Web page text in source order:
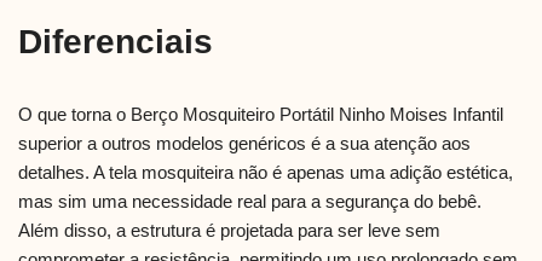
Diferenciais
O que torna o Berço Mosquiteiro Portátil Ninho Moises Infantil
superior a outros modelos genéricos é a sua atenção aos
detalhes. A tela mosquiteira não é apenas uma adição estética,
mas sim uma necessidade real para a segurança do bebê.
Além disso, a estrutura é projetada para ser leve sem